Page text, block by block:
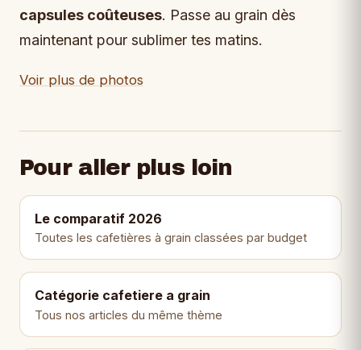
capsules coûteuses. Passe au grain dès
maintenant pour sublimer tes matins.
Voir plus de photos
Pour aller plus loin
Le comparatif 2026
Toutes les cafetières à grain classées par budget
Catégorie cafetiere a grain
Tous nos articles du même thème